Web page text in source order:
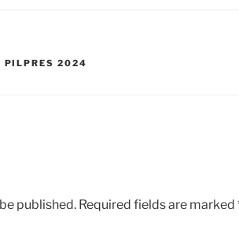
PILPRES 2024
published. Required fields are marked